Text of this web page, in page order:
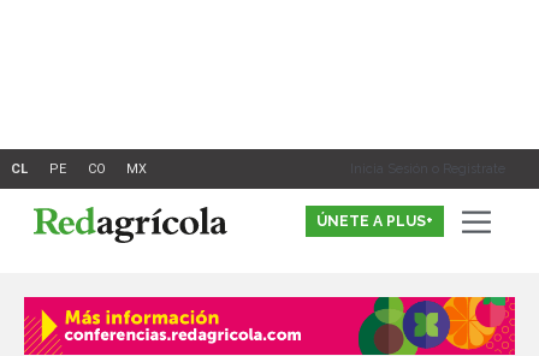
Inicia Sesión o Registrate
ÚNETE A PLUS+